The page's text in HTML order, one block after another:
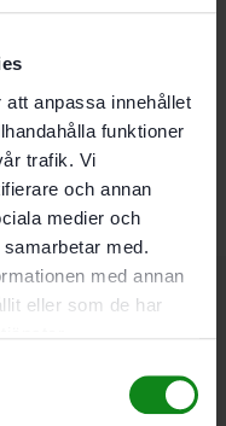
anpassa innehållet
funktioner
trafik. Vi
och annan
medier och
med.
med annan
eller som de har
Spånsprutskydd
en recension.